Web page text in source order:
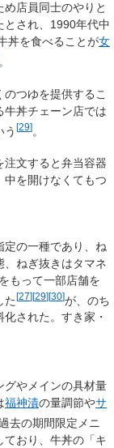
店員同士のやりと
とされ、1990年代中
丼を食べることが女
。
つゆを提供するこ
牛丼チェーン店では
う [29]。
文すると弁当容器
を開けなくてもつ
定の一種であり、ね
、ねぎ抜きはタマネ
もって一部店舗を
た[27][29][30]が、のち
された。すき家・
グやメインの具材量
福神漬の量調節やサ
去の期間限定メニ
ており、牛丼の「キ